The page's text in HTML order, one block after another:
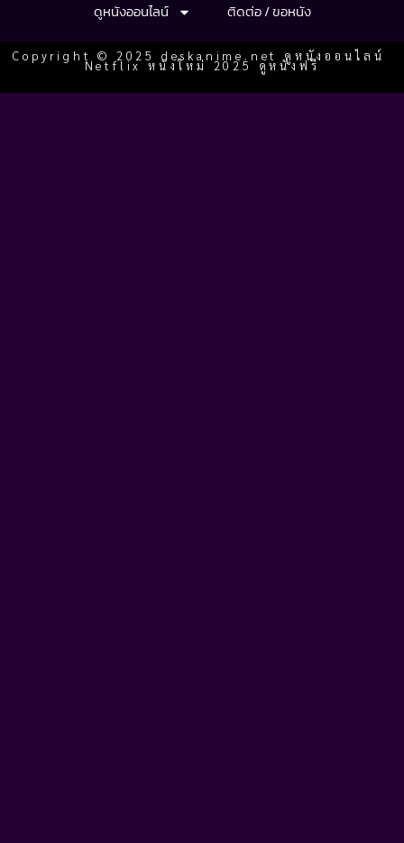
ดูหนังออนไลน์
ติดต่อ / ขอหนัง
Copyright © 2025 deskanime.net ดูหนังออนไลน์
Netflix หนังใหม่ 2025 ดูหนังฟรี